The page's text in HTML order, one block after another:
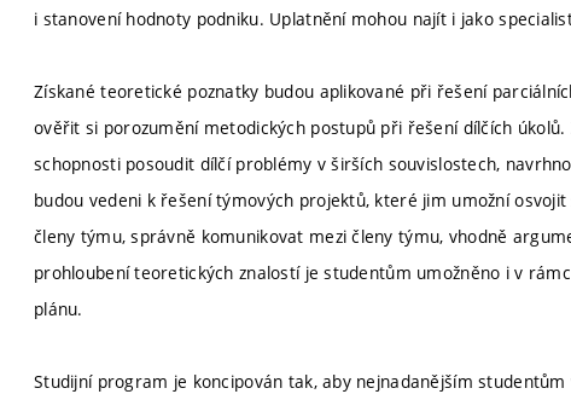
i stanovení hodnoty podniku. Uplatnění mohou najít i jako
Získané teoretické poznatky budou aplikované při řešení
ověřit si porozumění metodických postupů při řešení dílčích
schopnosti posoudit dílčí problémy v širších souvislostech,
budou vedeni k řešení týmových projektů, které jim umožní
členy týmu, správně komunikovat mezi členy týmu, vhodně
prohloubení teoretických znalostí je studentům umožněno i v
plánu.
Studijní program je koncipován tak, aby nejnadanějším